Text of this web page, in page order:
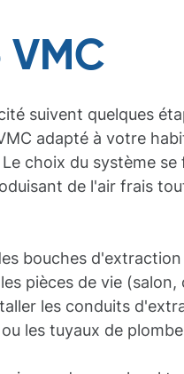
suivent quelques
adapté à votre
choix du système
de l'air frais
bouches d'extraction
pièces de vie (salon,
les conduits
les tuyaux de